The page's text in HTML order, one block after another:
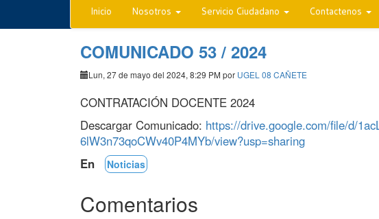
Inicio Nosotros Servicio Ciudadano Contactenos
COMUNICADO 53 / 2024
Lun, 27 de mayo del 2024, 8:29 PM por UGEL 08 CAÑETE
CONTRATACIÓN DOCENTE 2024
Descargar Comunicado: https://drive.google.com/file/d/
6lW3n73qoCWv40P4MYb/view?usp=sharing
En
Noticias
Comentarios